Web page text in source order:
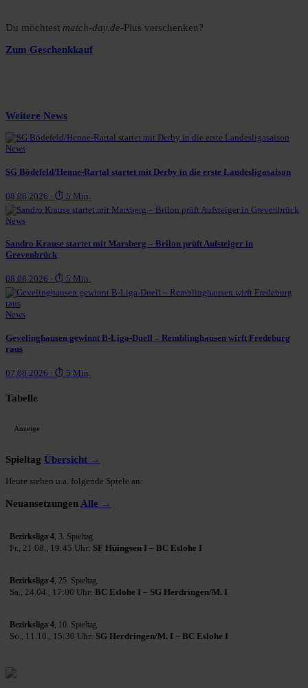
Du möchtest match-day.de-Plus verschenken?
Zum Geschenkkauf
Weitere News
News
SG Bödefeld/Henne-Rartal startet mit Derby in die erste Landesligasaison
08.08.2026 · ⏱ 5 Min.
News
Sandro Krause startet mit Marsberg – Brilon prüft Aufsteiger in
Grevenbrück
08.08.2026 · ⏱ 5 Min.
News
Gevelinghausen gewinnt B-Liga-Duell – Remblinghausen wirft Fredeburg
raus
07.08.2026 · ⏱ 5 Min.
Tabelle
Anzeige
Spieltag Übersicht →
Heute stehen u.a. folgende Spiele an:
Neuansetzungen Alle →
Bezirksliga 4, 3. Spieltag
Fr., 21.08., 19:45 Uhr: SF Hüingsen I – BC Eslohe I
Bezirksliga 4, 25. Spieltag
Sa., 24.04., 17:00 Uhr: BC Eslohe I – SG Herdringen/M. I
Bezirksliga 4, 10. Spieltag
So., 11.10., 15:30 Uhr: SG Herdringen/M. I – BC Eslohe I